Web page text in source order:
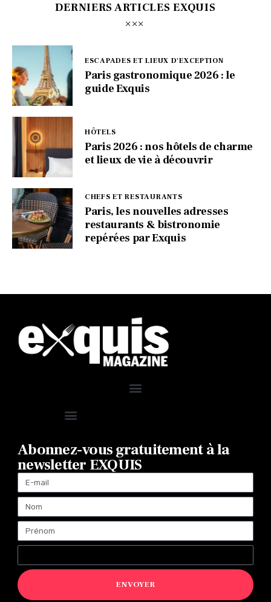
DERNIERS ARTICLES EXQUIS
ESCAPADES ET LIEUX D'EXCEPTION
Paris gastronomique 2026 : le
guide Exquis
HÔTELS
Paris 2026 : nos hôtels de charme
et lieux de vie à découvrir
CHEFS ET RESTAURANTS
Paris, les nouvelles adresses
restaurants & bistronomie
repérées par Exquis
Abonnez-vous gratuitement à la
newsletter EXQUIS
ENVOYER